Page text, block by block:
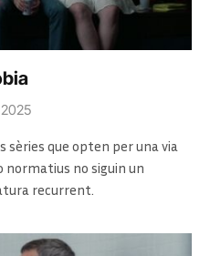
sèries que opten per una via
normatius no siguin un
recurrent.